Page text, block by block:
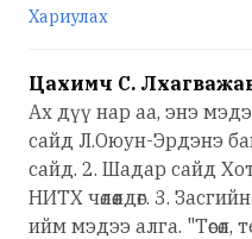
Хариулах
Цахимч С.
Ах дүү нар аа, энэ
сайд Л.Оюун-Эрдэнэ
сайд. 2. Шадар сайд
НИТХ чөлөөлдөг. 3.
ийм мэдээ алга. "Төсөл,